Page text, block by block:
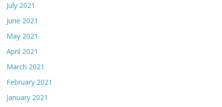
July 2021
June 2021
May 2021
April 2021
March 2021
February 2021
January 2021